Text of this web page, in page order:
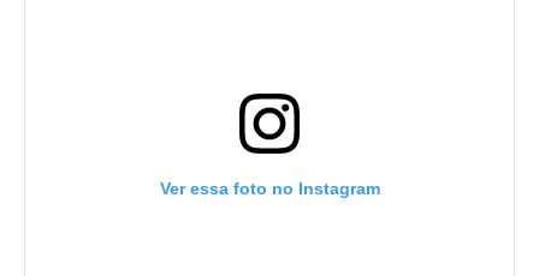
Ver essa foto no Instagram